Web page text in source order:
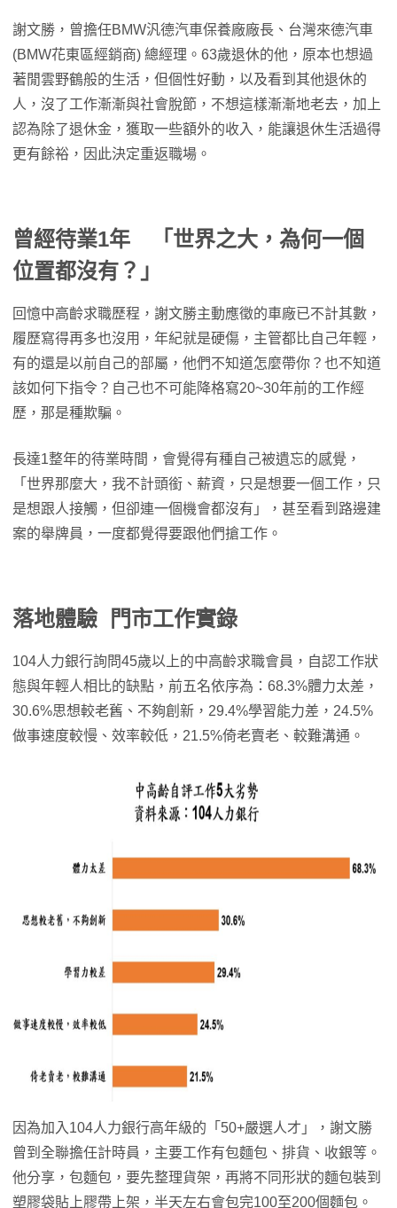
謝文勝，曾擔任BMW汎德汽車保養廠廠長、台灣來德汽車
(BMW花東區經銷商) 總經理。63歲退休的他，原本也想過
著閒雲野鶴般的生活，但個性好動，以及看到其他退休的
人，沒了工作漸漸與社會脫節，不想這樣漸漸地老去，加上
認為除了退休金，獲取一些額外的收入，能讓退休生活過得
更有餘裕，因此決定重返職場。
曾經待業1年 「世界之大，為何一個
位置都沒有？」
回憶中高齡求職歷程，謝文勝主動應徵的車廠已不計其數，
履歷寫得再多也沒用，年紀就是硬傷，主管都比自己年輕，
有的還是以前自己的部屬，他們不知道怎麼帶你？也不知道
該如何下指令？自己也不可能降格寫20~30年前的工作經
歷，那是種欺騙。
長達1整年的待業時間，會覺得有種自己被遺忘的感覺，
「世界那麼大，我不計頭銜、薪資，只是想要一個工作，只
是想跟人接觸，但卻連一個機會都沒有」，甚至看到路邊建
案的舉牌員，一度都覺得要跟他們搶工作。
落地體驗 門市工作實錄
104人力銀行詢問45歲以上的中高齡求職會員，自認工作狀
態與年輕人相比的缺點，前五名依序為：68.3%體力太差，
30.6%思想較老舊、不夠創新，29.4%學習能力差，24.5%
做事速度較慢、效率較低，21.5%倚老賣老、較難溝通。
因為加入104人力銀行高年級的「50+嚴選人才」，謝文勝
曾到全聯擔任計時員，主要工作有包麵包、排貨、收銀等。
他分享，包麵包，要先整理貨架，再將不同形狀的麵包裝到
塑膠袋貼上膠帶上架，半天左右會包完100至200個麵包。